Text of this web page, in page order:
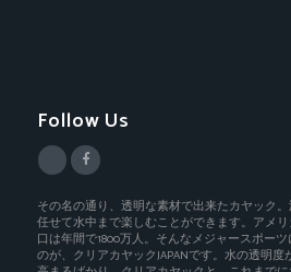
Follow Us
その名の通り、透明な素材で出来たカヤック
任せて水中まで楽しむことができます。アメ
口は年間で1800万人。そんなメジャースポー
のが、クリアカヤックJAPANです。水の透明